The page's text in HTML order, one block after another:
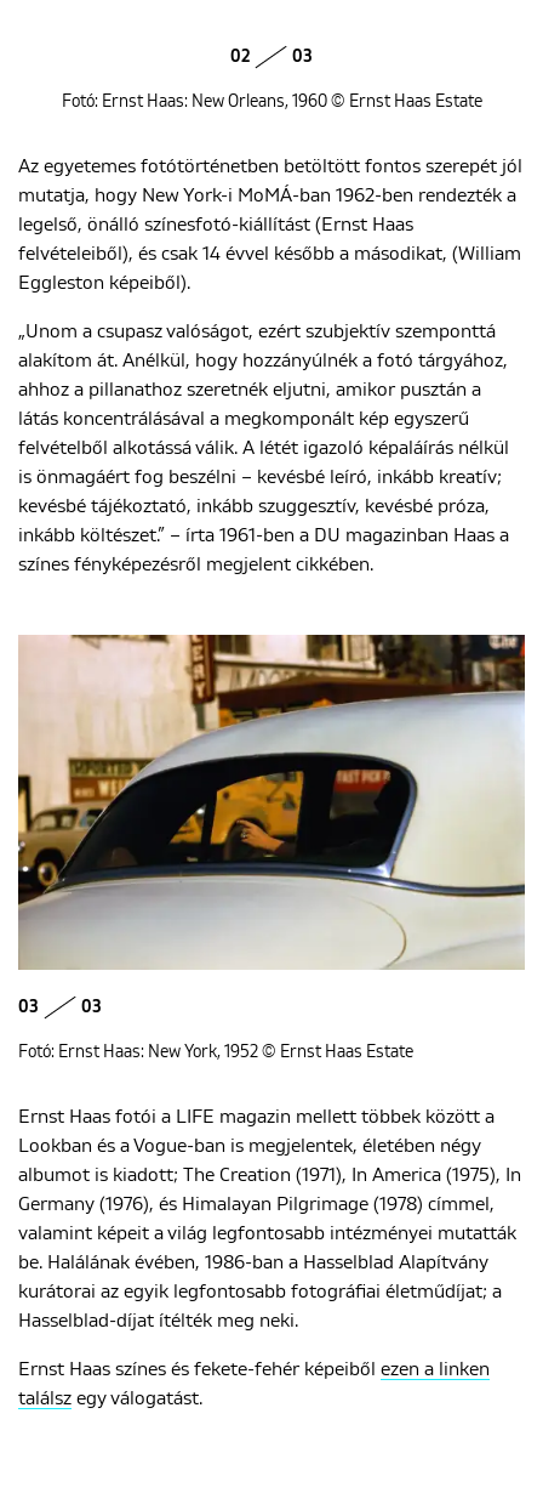
02 03
Fotó: Ernst Haas: New Orleans, 1960 © Ernst Haas Estate
Az egyetemes fotótörténetben betöltött fontos szerepét jól
mutatja, hogy New York-i MoMÁ-ban 1962-ben rendezték a
legelső, önálló színesfotó-kiállítást (Ernst Haas
felvételeiből), és csak 14 évvel később a másodikat, (William
Eggleston képeiből).
„Unom a csupasz valóságot, ezért szubjektív szemponttá
alakítom át. Anélkül, hogy hozzányúlnék a fotó tárgyához,
ahhoz a pillanathoz szeretnék eljutni, amikor pusztán a
látás koncentrálásával a megkomponált kép egyszerű
felvételből alkotássá válik. A létét igazoló képaláírás nélkül
is önmagáért fog beszélni – kevésbé leíró, inkább kreatív;
kevésbé tájékoztató, inkább szuggesztív, kevésbé próza,
inkább költészet.” – írta 1961-ben a DU magazinban Haas a
színes fényképezésről megjelent cikkében.
03 03
Fotó: Ernst Haas: New York, 1952 © Ernst Haas Estate
Ernst Haas fotói a LIFE magazin mellett többek között a
Lookban és a Vogue-ban is megjelentek, életében négy
albumot is kiadott; The Creation (1971), In America (1975), In
Germany (1976), és Himalayan Pilgrimage (1978) címmel,
valamint képeit a világ legfontosabb intézményei mutatták
be. Halálának évében, 1986-ban a Hasselblad Alapítvány
kurátorai az egyik legfontosabb fotográfiai életműdíjat; a
Hasselblad-díjat ítélték meg neki.
Ernst Haas színes és fekete-fehér képeiből ezen a linken
találsz egy válogatást.